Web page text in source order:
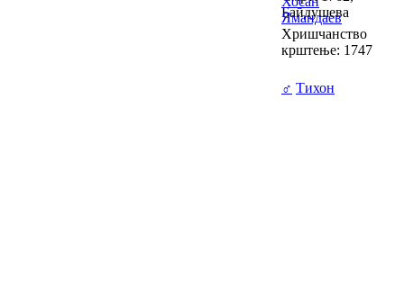
Байдушева
Ямандаев
Хришчанство
крштење: 1747
♂ Тихон